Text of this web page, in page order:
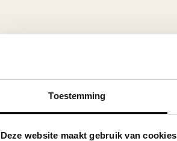
Toestemming
Deze website maakt gebruik van cookies